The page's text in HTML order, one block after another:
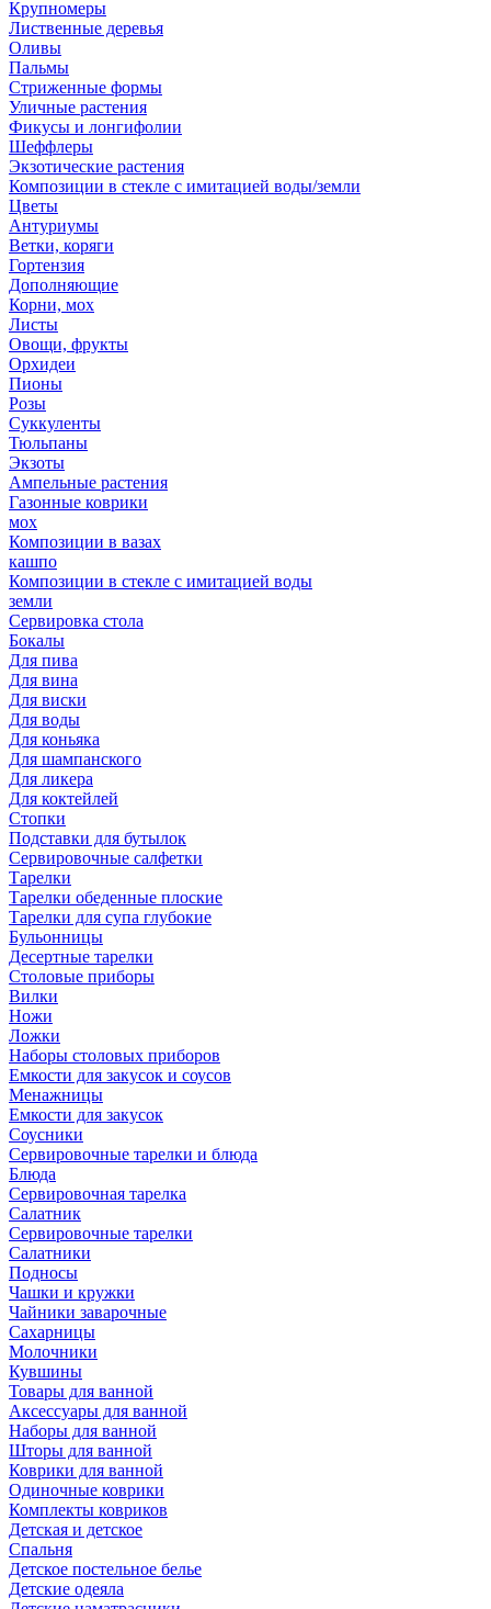
Крупномеры
Лиственные деревья
Оливы
Пальмы
Стриженные формы
Уличные растения
Фикусы и лонгифолии
Шеффлеры
Экзотические растения
Композиции в стекле с имитацией воды/земли
Цветы
Антуриумы
Ветки, коряги
Гортензия
Дополняющие
Корни, мох
Листы
Овощи, фрукты
Орхидеи
Пионы
Розы
Суккуленты
Тюльпаны
Экзоты
Ампельные растения
Газонные коврики
мох
Композиции в вазах
кашпо
Композиции в стекле с имитацией воды
земли
Сервировка стола
Бокалы
Для пива
Для вина
Для виски
Для воды
Для коньяка
Для шампанского
Для ликера
Для коктейлей
Стопки
Подставки для бутылок
Сервировочные салфетки
Тарелки
Тарелки обеденные плоские
Тарелки для супа глубокие
Бульонницы
Десертные тарелки
Столовые приборы
Вилки
Ножи
Ложки
Наборы столовых приборов
Емкости для закусок и соусов
Менажницы
Емкости для закусок
Соусники
Сервировочные тарелки и блюда
Блюда
Сервировочная тарелка
Салатник
Сервировочные тарелки
Салатники
Подносы
Чашки и кружки
Чайники заварочные
Сахарницы
Молочники
Кувшины
Товары для ванной
Аксессуары для ванной
Наборы для ванной
Шторы для ванной
Коврики для ванной
Одиночные коврики
Комплекты ковриков
Детская и детское
Спальня
Детское постельное белье
Детские одеяла